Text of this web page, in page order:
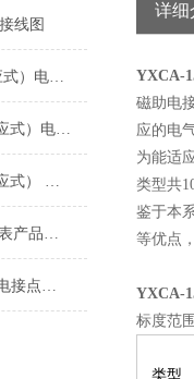
线图
YXG-1522-B/2（防爆感应式）电接点压力表
YXG-1523-B/11（防爆感应式）电接点压力表
YXG-1523-B/11（防爆感应式） 电接点压力表
YXC-150磁助电接点压力表产品介绍
YXC-150BFZ不锈钢耐震电接点压力表产品介绍
详细
YXCA-
磁助电
应的电
为能适
类型共
鉴于本
等优点
YXCA-
标度范
类型